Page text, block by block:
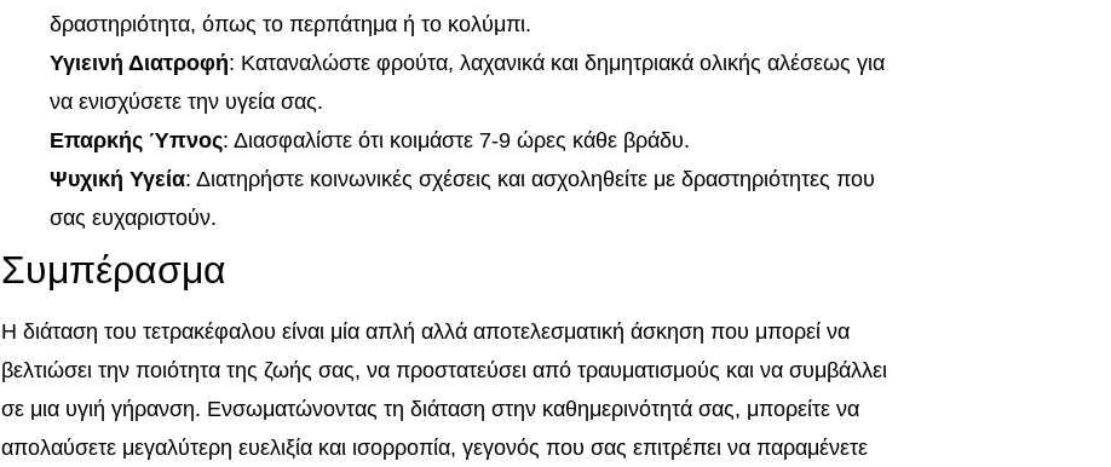
δραστηριότητα, όπως το περπάτημα ή το κολύμπι.
Υγιεινή Διατροφή: Καταναλώστε φρούτα, λαχανικά και δημητριακά ολικής αλέσεως για
να ενισχύσετε την υγεία σας.
Επαρκής Ύπνος: Διασφαλίστε ότι κοιμάστε 7-9 ώρες κάθε βράδυ.
Ψυχική Υγεία: Διατηρήστε κοινωνικές σχέσεις και ασχοληθείτε με δραστηριότητες που
σας ευχαριστούν.
Συμπέρασμα
Η διάταση του τετρακέφαλου είναι μία απλή αλλά αποτελεσματική άσκηση που μπορεί να
βελτιώσει την ποιότητα της ζωής σας, να προστατεύσει από τραυματισμούς και να συμβάλλει
σε μια υγιή γήρανση. Ενσωματώνοντας τη διάταση στην καθημερινότητά σας, μπορείτε να
απολαύσετε μεγαλύτερη ευελιξία και ισορροπία, γεγονός που σας επιτρέπει να παραμένετε